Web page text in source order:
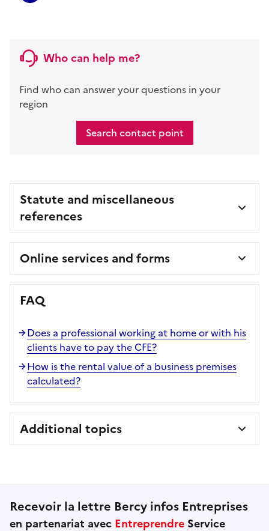
Who can help me?
Find who can answer your questions in your
region
Search contact point
Statute and miscellaneous
references
Online services and forms
FAQ
Does a professional working at home or with his
clients have to pay the CFE?
How is the rental value of a business premises
calculated?
Additional topics
Recevoir la lettre Bercy infos Entreprises
en partenariat avec Entreprendre Service